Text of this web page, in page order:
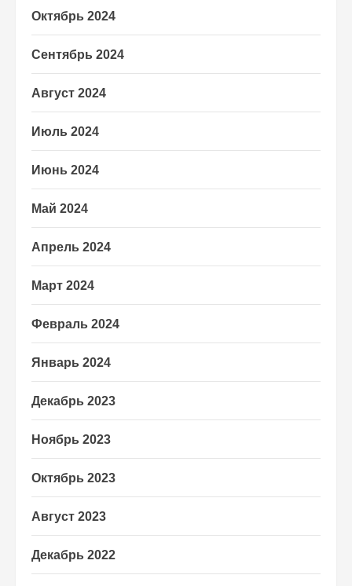
Октябрь 2024
Сентябрь 2024
Август 2024
Июль 2024
Июнь 2024
Май 2024
Апрель 2024
Март 2024
Февраль 2024
Январь 2024
Декабрь 2023
Ноябрь 2023
Октябрь 2023
Август 2023
Декабрь 2022